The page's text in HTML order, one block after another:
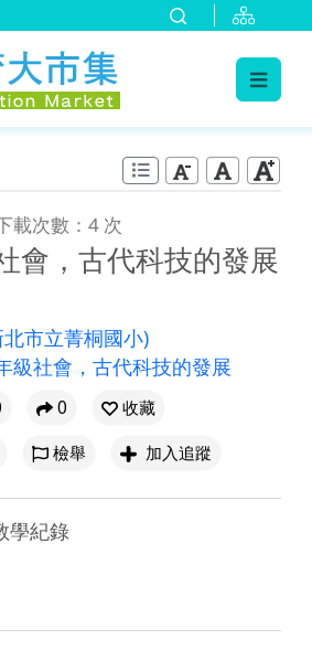
載次數：4 次
會，古代科技的發展
北市立菁桐國小)
級社會，古代科技的發展
0
收藏
檢舉 加入追蹤
學紀錄